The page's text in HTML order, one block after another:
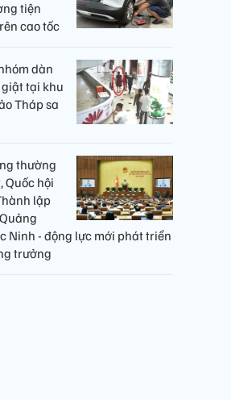
tiện
cao tốc
dàn
tại khu
Tháp sa
thường
Quốc hội
lập
Ninh - động lực mới phát triển
trưởng